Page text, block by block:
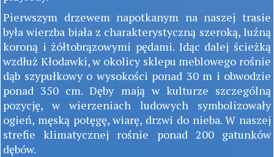
Pierwszym drzewem napotkanym na naszej trasie
była wierzba biała z charakterystyczną szeroką, luźną
koroną i żółtobrązowymi pędami. Idąc dalej ścieżką
wzdłuż Kłodawki, w okolicy sklepu meblowego rośnie
dąb szypułkowy o wysokości ponad 30 m i obwodzie
ponad 350 cm. Dęby mają w kulturze szczególną
pozycję, w wierzeniach ludowych symbolizowały
ogień, męską potęgę, wiarę, drzwi do nieba. W naszej
strefie klimatycznej rośnie ponad 200 gatunków
dębów.